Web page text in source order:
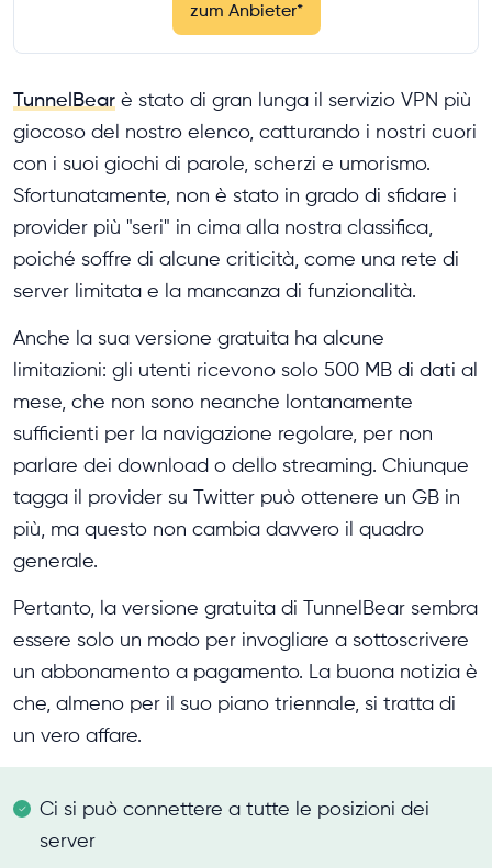
zum Anbieter*
TunnelBear è stato di gran lunga il servizio VPN più
giocoso del nostro elenco, catturando i nostri cuori
con i suoi giochi di parole, scherzi e umorismo.
Sfortunatamente, non è stato in grado di sfidare i
provider più "seri" in cima alla nostra classifica,
poiché soffre di alcune criticità, come una rete di
server limitata e la mancanza di funzionalità.
Anche la sua versione gratuita ha alcune
limitazioni: gli utenti ricevono solo 500 MB di dati al
mese, che non sono neanche lontanamente
sufficienti per la navigazione regolare, per non
parlare dei download o dello streaming. Chiunque
tagga il provider su Twitter può ottenere un GB in
più, ma questo non cambia davvero il quadro
generale.
Pertanto, la versione gratuita di TunnelBear sembra
essere solo un modo per invogliare a sottoscrivere
un abbonamento a pagamento. La buona notizia è
che, almeno per il suo piano triennale, si tratta di
un vero affare.
Ci si può connettere a tutte le posizioni dei
server